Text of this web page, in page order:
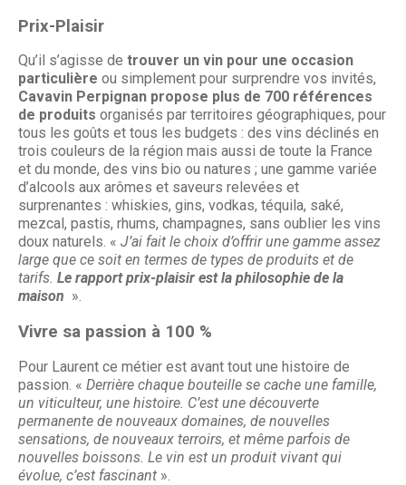
Prix-Plaisir
Qu’il s’agisse de trouver un vin pour une occasion
particulière ou simplement pour surprendre vos invités,
Cavavin Perpignan propose plus de 700 références
de produits organisés par territoires géographiques, pour
tous les goûts et tous les budgets : des vins déclinés en
trois couleurs de la région mais aussi de toute la France
et du monde, des vins bio ou natures ; une gamme variée
d’alcools aux arômes et saveurs relevées et
surprenantes : whiskies, gins, vodkas, téquila, saké,
mezcal, pastis, rhums, champagnes, sans oublier les vins
doux naturels. « J’ai fait le choix d’offrir une gamme assez
large que ce soit en termes de types de produits et de
tarifs. Le rapport prix-plaisir est la philosophie de la
maison ».
Vivre sa passion à 100 %
Pour Laurent ce métier est avant tout une histoire de
passion. « Derrière chaque bouteille se cache une famille,
un viticulteur, une histoire. C’est une découverte
permanente de nouveaux domaines, de nouvelles
sensations, de nouveaux terroirs, et même parfois de
nouvelles boissons. Le vin est un produit vivant qui
évolue, c’est fascinant ».